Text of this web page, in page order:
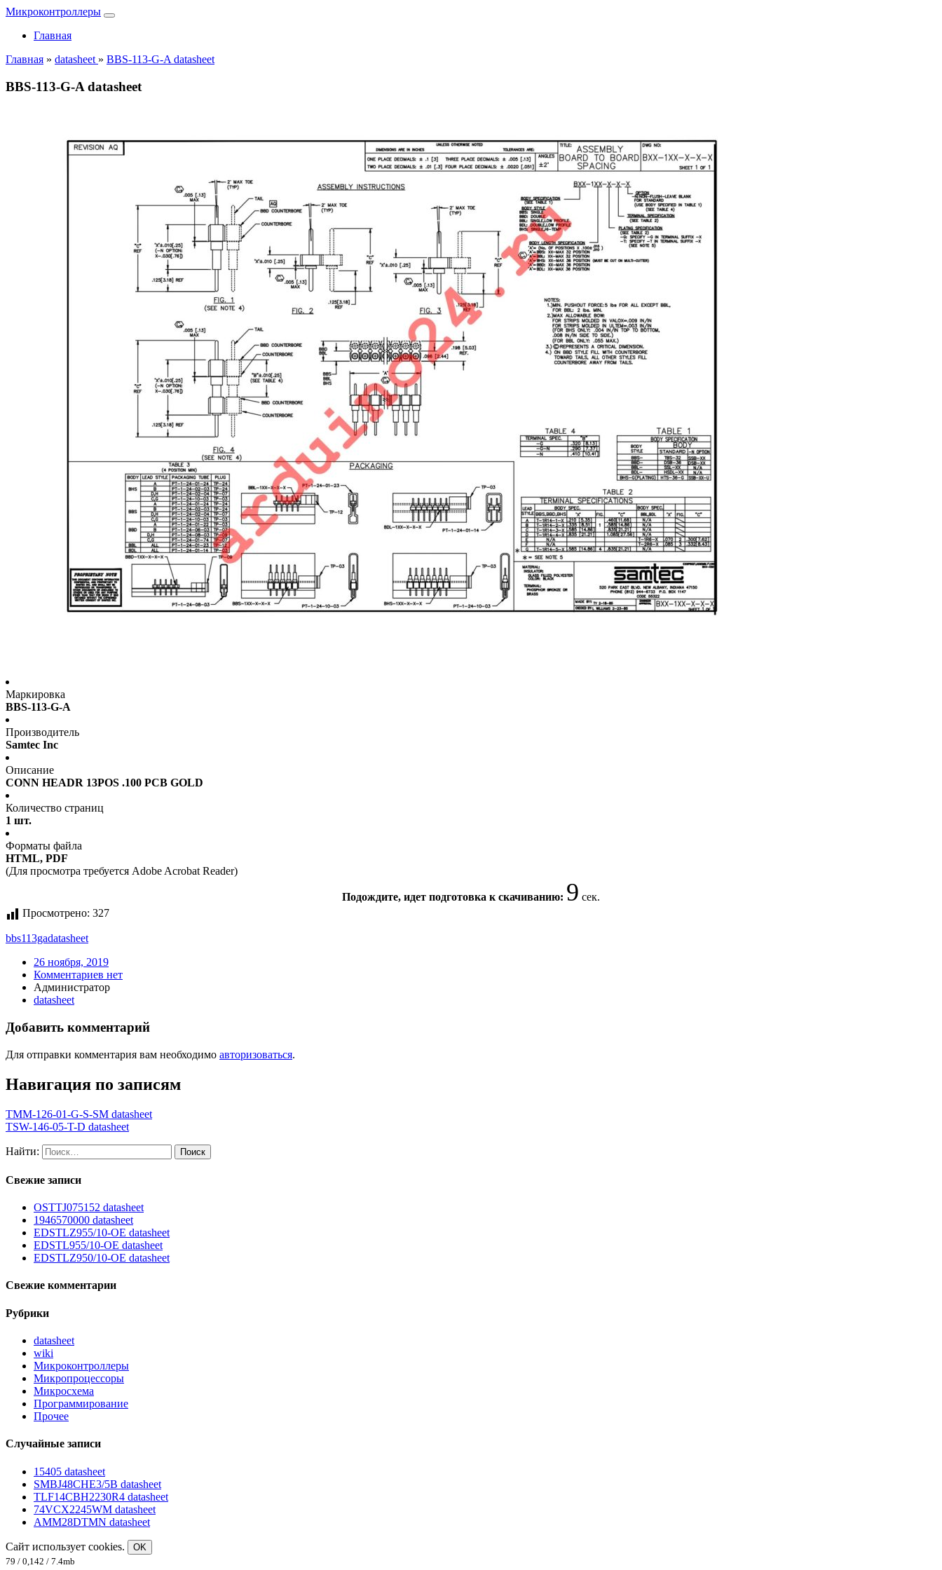
Микроконтроллеры
Главная
Главная » datasheet » BBS-113-G-A datasheet
BBS-113-G-A datasheet
Маркировка
BBS-113-G-A
Производитель
Samtec Inc
Описание
CONN HEADR 13POS .100 PCB GOLD
Количество страниц
1 шт.
Форматы файла
HTML, PDF
(Для просмотра требуется Adobe Acrobat Reader)
Подождите, идет подготовка к скачиванию: 8 сек.
Просмотрено: 327
bbs113gadatasheet
26 ноября, 2019
Комментариев нет
Администратор
datasheet
Добавить комментарий
Для отправки комментария вам необходимо авторизоваться.
Навигация по записям
TMM-126-01-G-S-SM datasheet
TSW-146-05-T-D datasheet
Найти:
Свежие записи
OSTTJ075152 datasheet
1946570000 datasheet
EDSTLZ955/10-OE datasheet
EDSTL955/10-OE datasheet
EDSTLZ950/10-OE datasheet
Свежие комментарии
Рубрики
datasheet
wiki
Микроконтроллеры
Микропроцессоры
Микросхема
Программирование
Прочее
Случайные записи
15405 datasheet
SMBJ48CHE3/5B datasheet
TLF14CBH2230R4 datasheet
74VCX2245WM datasheet
AMM28DTMN datasheet
Сайт использует cookies.
OK
79 / 0,142 / 7.4mb